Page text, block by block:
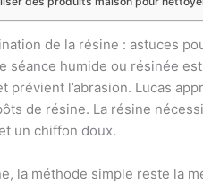
de la résine : astuces
séance humide ou résinée
prévient l’abrasion. Lucas
de résine. La résine
un chiffon doux.
la méthode simple reste la